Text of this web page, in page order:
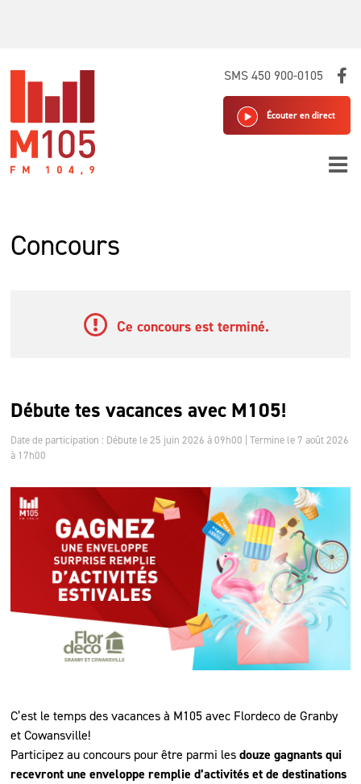
SMS 450 900-0105
Écouter en direct
Concours
Ce concours est terminé.
Débute tes vacances avec M105!
Date de participation : Débute le 25 juin 2026 à 09h00 | Termine le 7 août 2026
à 17h00
C’est le temps des vacances à M105 avec Flordeco de Granby
et Cowansville!
Participez au concours pour être parmi lesdouze gagnants qui
recevront une enveloppe remplie d’activités et de destinations